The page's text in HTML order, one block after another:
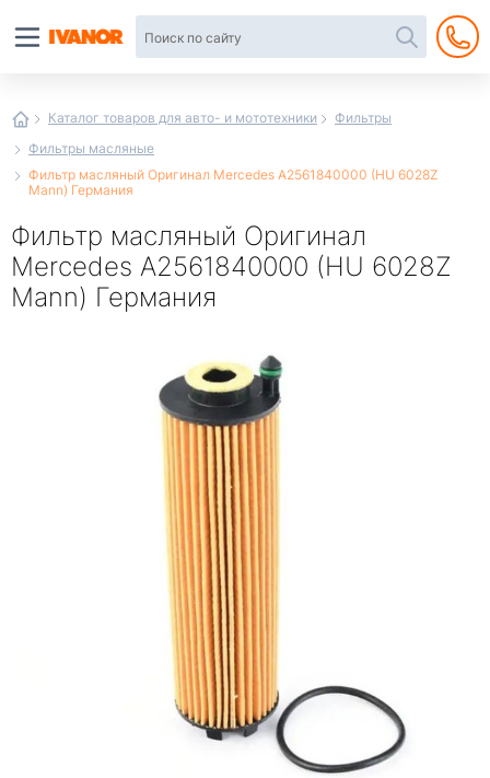
Каталог товаров для авто- и мототехники
Фильтры
Фильтры масляные
Фильтр масляный Оригинал Mercedes A2561840000 (HU 6028Z
Mann) Германия
Фильтр масляный Оригинал
Mercedes A2561840000 (HU 6028Z
Mann) Германия
интернет-